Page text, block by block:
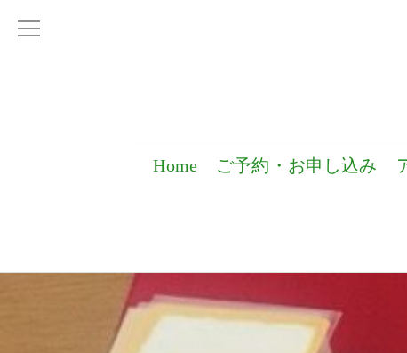
Home ご予約・お申し込み